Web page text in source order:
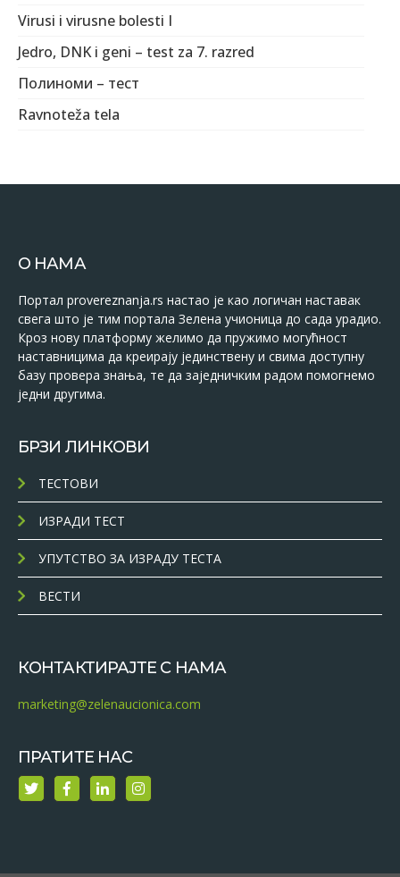
Virusi i virusne bolesti I
Jedro, DNK i geni – test za 7. razred
Полиноми – тест
Ravnoteža tela
О НАМА
Портал provereznanja.rs настао је као логичан наставак
свега што је тим портала Зелена учионица до сада урадио.
Кроз нову платформу желимо да пружимо могућност
наставницима да креирају јединствену и свима доступну
базу провера знања, те да заједничким радом помогнемо
једни другима.
БРЗИ ЛИНКОВИ
ТЕСТОВИ
ИЗРАДИ ТЕСТ
УПУТСТВО ЗА ИЗРАДУ ТЕСТА
ВЕСТИ
КОНТАКТИРАЈТЕ С НАМА
marketing@zelenaucionica.com
ПРАТИТЕ НАС